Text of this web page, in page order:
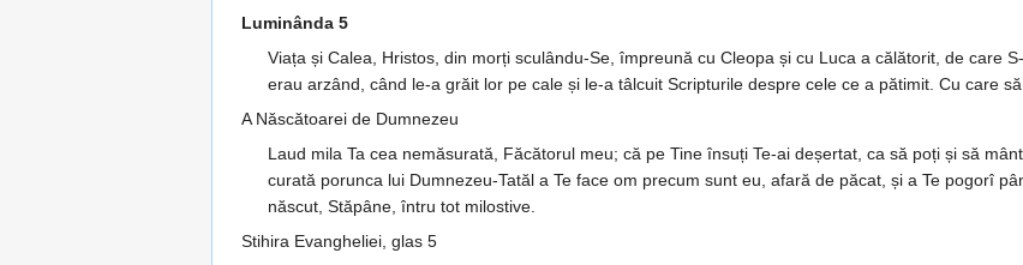
Luminânda 5
Viața și Calea, Hristos, din morți sculându-Se, împreună cu Cleopa și cu Luca a călătorit, de care
erau arzând, când le-a grăit lor pe cale și le-a tâlcuit Scripturile despre cele ce a pătimit. Cu care
A Născătoarei de Dumnezeu
Laud mila Ta cea nemăsurată, Făcătorul meu; că pe Tine însuți Te-ai deșertat, ca să poți și să
curată porunca lui Dumnezeu-Tatăl a Te face om precum sunt eu, afară de păcat, și a Te pogorî
născut, Stăpâne, întru tot milostive.
Stihira Evangheliei, glas 5